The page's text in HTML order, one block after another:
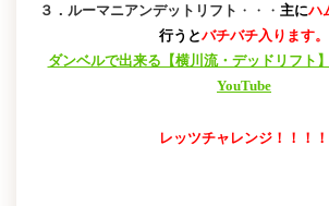
３．ルーマニアンデットリフト ・・・ 主にハ
行うとバチバチ入ります。
ダンベルで出来る【横川流・デッドリフト
YouTube
レッツチャレンジ！！！！